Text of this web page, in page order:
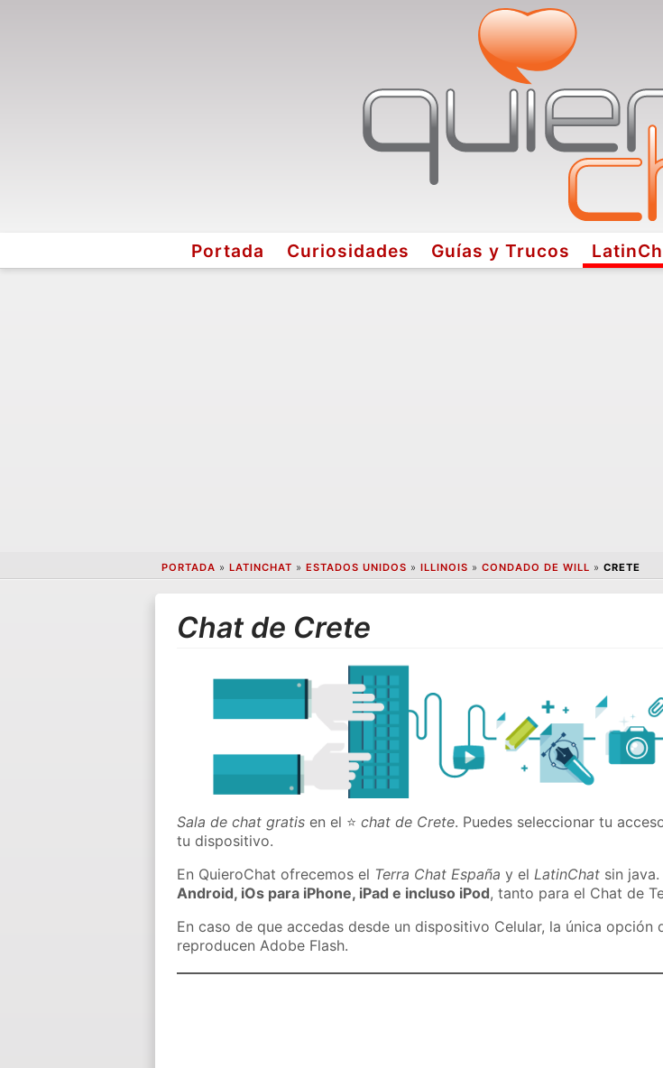
Portada Curiosidades Guías y Trucos
PORTADA » LATINCHAT » ESTADOS UNIDOS » ILLINOIS » CONDADO DE WILL » CRETE
Chat de Crete
Sala de chat gratis en el ⭐chat de Crete. Puedes seleccionar tu
tu dispositivo.
En QuieroChat ofrecemos el Terra Chat España y elLatinChat sin
Android, iOs para iPhone, iPad e incluso iPod, tanto para el Chat de
En caso de que accedas desde un dispositivo Celular, la única
reproducen Adobe Flash.